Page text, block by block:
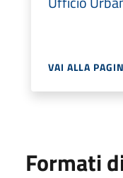
VAI ALLA
Formati